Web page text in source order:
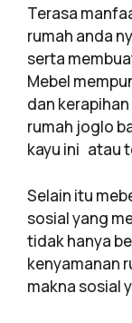
Terasa
rumah anda
serta
Mebel
dan
rumah joglo
kayu ini atau
Selain itu
sosial yang
tidak hanya
kenyamanan
makna sosial